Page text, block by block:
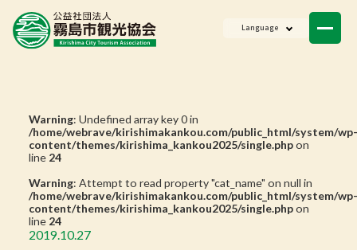
Language
Warning: Undefined array key 0 in
/home/webrave/kirishimakankou.com/public_html/system/wp-
content/themes/kirishima_kankou2025/single.phpon
line 24
Warning: Attempt to read property "cat_name" on null in
/home/webrave/kirishimakankou.com/public_html/system/wp-
content/themes/kirishima_kankou2025/single.phpon
line 24
2019.10.27